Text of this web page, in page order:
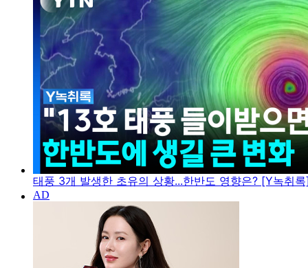
태풍 3개 발생한 초유의 상황...한반도 영향은? [Y녹취